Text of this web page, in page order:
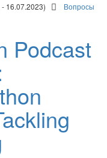
16.07.2023)
Вопросы
Podcast